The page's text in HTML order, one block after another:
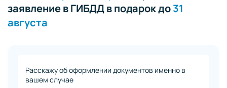
заявление в ГИБДД в подарок до31
августа
Расскажу об оформлении документов именно в
вашем случае